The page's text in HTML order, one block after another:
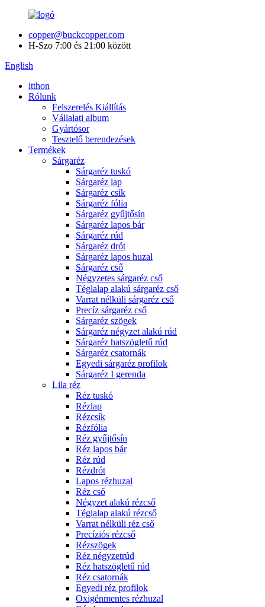
copper@buckcopper.com
H-Szo 7:00 és 21:00 között
English
itthon
Rólunk
Felszerelés Kiállítás
Vállalati album
Gyártósor
Tesztelő berendezések
Termékek
Sárgaréz
Sárgaréz tuskó
Sárgaréz lap
Sárgaréz csík
Sárgaréz fólia
Sárgaréz gyűjtősín
Sárgaréz lapos bár
Sárgaréz rúd
Sárgaréz drót
Sárgaréz lapos huzal
Sárgaréz cső
Négyzetes sárgaréz cső
Téglalap alakú sárgaréz cső
Varrat nélküli sárgaréz cső
Precíz sárgaréz cső
Sárgaréz szögek
Sárgaréz négyzet alakú rúd
Sárgaréz hatszögletű rúd
Sárgaréz csatornák
Egyedi sárgaréz profilok
Sárgaréz I gerenda
Lila réz
Réz tuskó
Rézlap
Rézcsík
Rézfólia
Réz gyűjtősín
Réz lapos bár
Réz rúd
Rézdrót
Lapos rézhuzal
Réz cső
Négyzet alakú rézcső
Téglalap alakú rézcső
Varrat nélküli réz cső
Precíziós rézcső
Rézszögek
Réz négyzetrúd
Réz hatszögletű rúd
Réz csatornák
Egyedi réz profilok
Oxigénmentes rézhuzal